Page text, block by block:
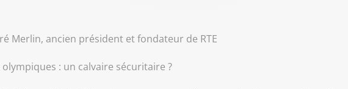
Merlin, ancien président et fondateur de RTE
: un calvaire sécuritaire ?